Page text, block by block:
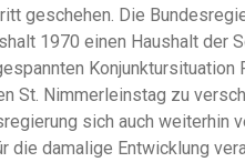
geschehen. Die
1970 einen Haushalt der
Konjunktursituation
St. Nimmerleinstag zu
sich auch weiterhin
die damalige Entwicklung